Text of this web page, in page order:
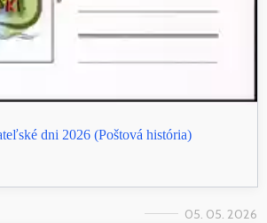
dni 2026 (Poštová história)
05. 05. 2026